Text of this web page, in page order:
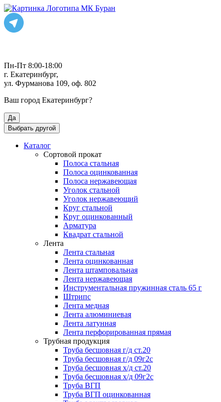
Пн-Пт 8:00-18:00
г. Екатеринбург,
ул. Фурманова 109, оф. 802
Ваш город Екатеринбург?
Да
Выбрать другой
Каталог
Сортовой прокат
Полоса стальная
Полоса оцинкованная
Полоса нержавеющая
Уголок стальной
Уголок нержавеющий
Круг стальной
Круг оцинкованный
Арматура
Квадрат стальной
Лента
Лента стальная
Лента оцинкованная
Лента штамповальная
Лента нержавеющая
Инструментальная пружинная сталь 65 г
Штрипс
Лента медная
Лента алюминиевая
Лента латунная
Лента перфорированная прямая
Трубная продукция
Труба бесшовная г/д ст.20
Труба бесшовная г/д 09г2с
Труба бесшовная х/д ст.20
Труба бесшовная х/д 09г2с
Труба ВГП
Труба ВГП оцинкованная